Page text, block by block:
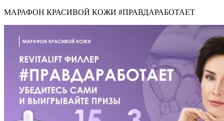
МАРАФОН КРАСИВОЙ КОЖИ #ПРАВДАРАБОТАЕТ